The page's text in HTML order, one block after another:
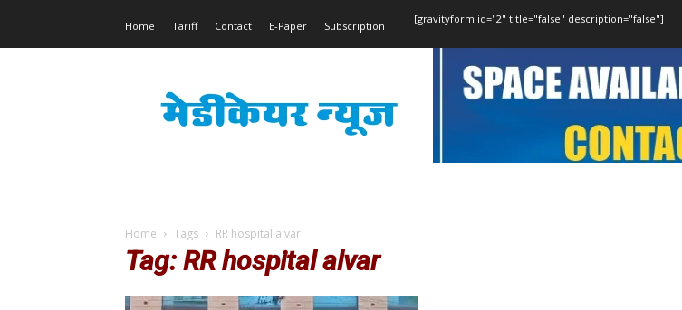
Home Tariff Contact E-Paper Subscription
[gravityform id="2" title="false" description="false"]
News
Home Tags RR hospital alvar
Tag: RR hospital alvar